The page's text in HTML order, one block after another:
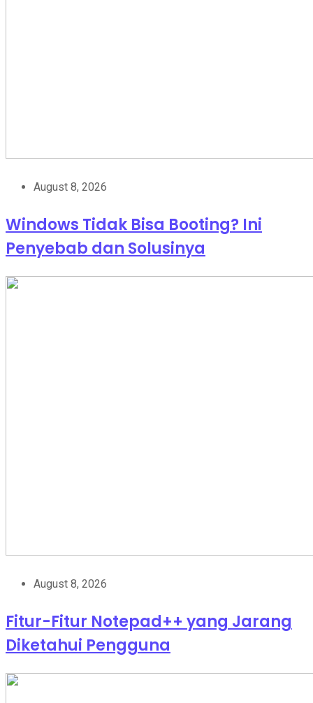
August 8, 2026
Windows Tidak Bisa Booting? Ini
Penyebab dan Solusinya
August 8, 2026
Fitur-Fitur Notepad++ yang Jarang
Diketahui Pengguna